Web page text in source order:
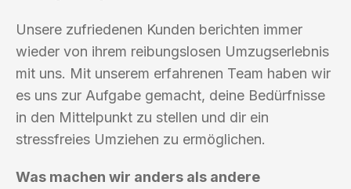
Unsere zufriedenen Kunden berichten immer
wieder von ihrem reibungslosen Umzugserlebnis
mit uns. Mit unserem erfahrenen Team haben wir
es uns zur Aufgabe gemacht, deine Bedürfnisse
in den Mittelpunkt zu stellen und dir ein
stressfreies Umziehen zu ermöglichen.
Was machen wir anders als andere